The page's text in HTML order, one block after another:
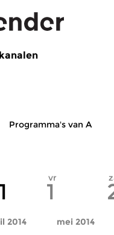
Programma's van A
vr
1
2014 mei 2014